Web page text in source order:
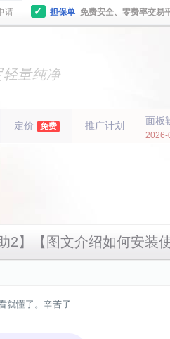
请 ✓ 担保单 免费安全、零费率交易
轻量纯净
定价 免费 推广计划 面板
2026-
2】【图文介绍如何安装
就懂了。辛苦了